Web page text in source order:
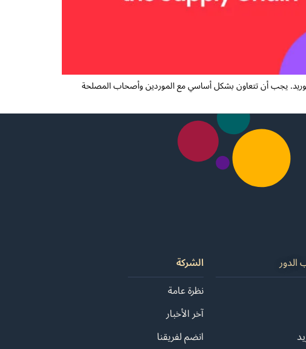
يجب أن تتعاون بشكل أساسي مع الموردين وأصحاب المصلحة
الشركة
نظرة عامة
آخر الأخبار
انضم لفريقنا